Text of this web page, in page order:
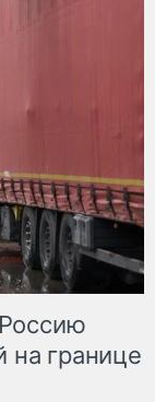
на границе